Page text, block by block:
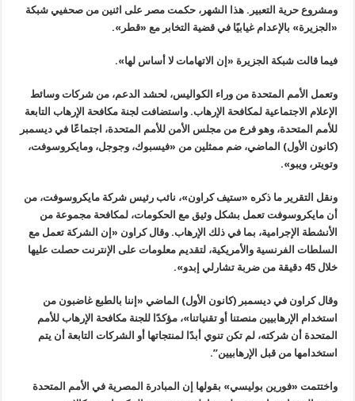
ومشروع حرية التعبير. هذا الشهر، حكمت مصر على اثنين من صحفيي شبكة
« الجزيرة» بالإعدام غيابيًا في قضية التخابر مع «قطر».
فيما قالت شبكة الجزيرة «إن الاتهامات لا أساس لها».
وتعمل الأمم المتحدة من وراء الكواليس، لحشد الدعم، من شركات وسائط
الإعلام الاجتماعية لمكافحة الإرهاب. واستضافت لجنة مكافحة الإرهاب التابعة
للأمم المتحدة، وهو فرع من مجلس الأمن للأمم المتحدة، اجتماعًا في ديسمبر
(كانون الأول) الماضي، ضم ممثلين من «فيسبوك، وجوجل، ومايكروسوفت،
وتويتر، ويبو».
ونقل التقرير ما ذكره «ستيف كراون»، نائب رئيس شركة مايكروسوفت، من
أن مايكروسوفت تعمل بشكل وثيق مع الحكومات، لمكافحة مجموعة من
الأنشطة الإجرامية، بما في ذلك الإرهاب. وقال كراون «إن الشركة تعمل مع
السلطات الفرنسية والأمريكية، لتقديم معلومات على الإنترنت حصلت عليها
خلال 45 دقيقة من ضربة تشارلي إبدو
».
وقال كراون في ديسمبر (كانون الأول) الماضي «إننا بالطبع غاضبون من
استخدام الإرهابيين منصتنا أو تقنياتنا»، مؤكدًا للجنة مكافحة الإرهاب للأمم
المتحدة أن شركته، لم تكن تنوي أبدًا لمنتجاتها أو الشركات التابعة أن يتم
استخدامها من قبل الإرهابيين”.
واختتمت «فورين بوليسي» بقولها إن المبادرة المصرية في الأمم المتحدة